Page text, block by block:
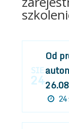
SIE
24
Od
24